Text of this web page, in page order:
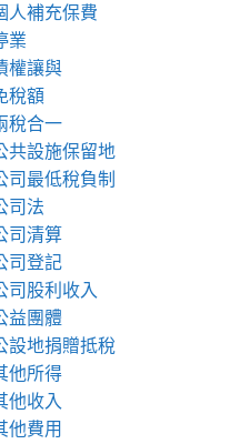
人補充保費
業
權讓與
稅額
稅合一
共設施保留地
司最低稅負制
司法
司清算
司登記
司股利收入
益團體
設地捐贈抵稅
他所得
他收入
他費用